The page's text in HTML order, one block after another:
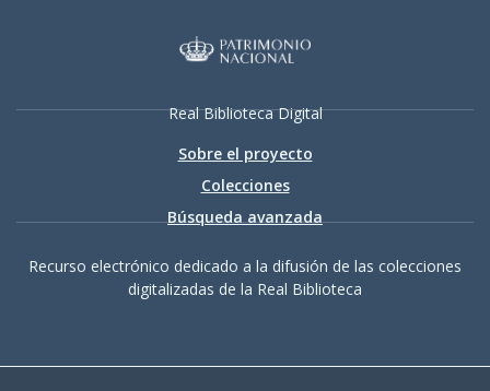
Real Biblioteca Digital
Sobre el proyecto
Colecciones
Búsqueda avanzada
Recurso electrónico dedicado a la difusión de las colecciones
digitalizadas de la Real Biblioteca